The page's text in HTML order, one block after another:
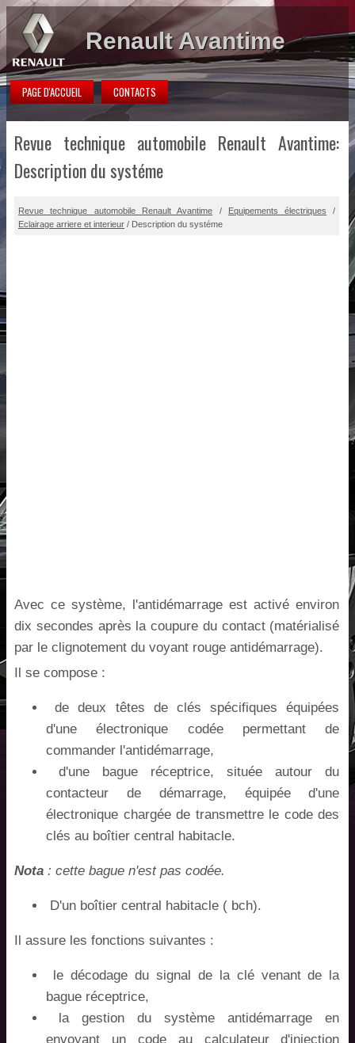
Renault Avantime
PAGE D'ACCUEIL CONTACTS
Revue technique automobile Renault Avantime:
Description du systéme
Revue technique automobile Renault Avantime / Equipements électriques /
Eclairage arriere et interieur / Description du systéme
Avec ce système, l'antidémarrage est activé environ
dix secondes après la coupure du contact (matérialisé
par le clignotement du voyant rouge antidémarrage).
Il se compose :
de deux têtes de clés spécifiques équipées
d'une électronique codée permettant de
commander l'antidémarrage,
d'une bague réceptrice, située autour du
contacteur de démarrage, équipée d'une
électronique chargée de transmettre le code des
clés au boîtier central habitacle.
Nota : cette bague n'est pas codée.
D'un boîtier central habitacle ( bch).
Il assure les fonctions suivantes :
le décodage du signal de la clé venant de la
bague réceptrice,
la gestion du système antidémarrage en
envoyant un code au calculateur d'injection